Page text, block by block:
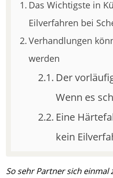
Das Wichtigste in
Eilverfahren bei
Verhandlungen
werden
Der
Wenn es
Eine
kein
So sehr Partner sich einmal